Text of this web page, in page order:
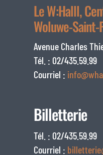
Le W:Halll,
Woluwe-
Avenue Charles
Tél. : 02/435.59.99
Courriel :
Billetterie
Tél. : 02/435.59.99
Courriel :